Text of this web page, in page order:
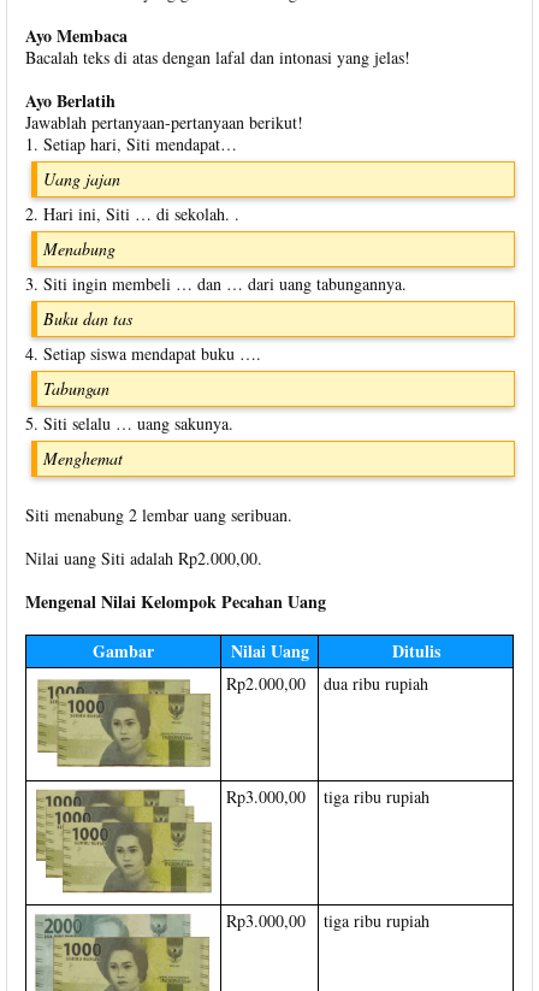
Ayo Membaca
Bacalah teks di atas dengan lafal dan intonasi yang jelas!
Ayo Berlatih
Jawablah pertanyaan-pertanyaan berikut!
1. Setiap hari, Siti mendapat…
Uang jajan
2. Hari ini, Siti … di sekolah. .
Menabung
3. Siti ingin membeli … dan … dari uang tabungannya.
Buku dan tas
4. Setiap siswa mendapat buku ….
Tabungan
5. Siti selalu … uang sakunya.
Menghemat
Siti menabung 2 lembar uang seribuan.
Nilai uang Siti adalah Rp2.000,00.
Mengenal Nilai Kelompok Pecahan Uang
Gambar
Nilai Uang Ditulis
Rp2.000,00 dua ribu rupiah
Rp3.000,00 tiga ribu rupiah
Rp3.000,00 tiga ribu rupiah